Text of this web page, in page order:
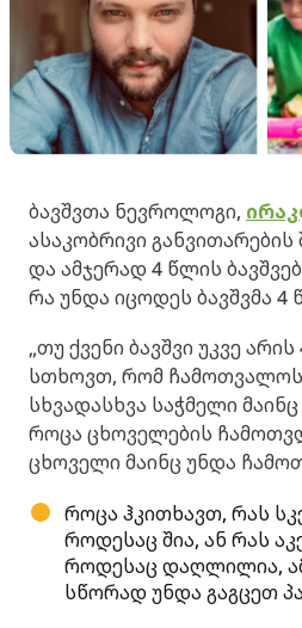
ბავშვთა ნევროლოგი,
ასაკობრივი განვითარების
და ამჯერად 4 წლის
რა უნდა იცოდეს ბავშვმა 4
„თუ ქვენი ბავშვი უკვე
სთხოვთ, რომ ჩამოთვალოს
სხვადასხვა საჭმელი
როცა ცხოველების
ცხოველი მაინც უნდა
როცა ჰკითხავთ, რას
როდესაც შია, ან რას
როდესაც დაღლილია,
სწორად უნდა გაგცეთ